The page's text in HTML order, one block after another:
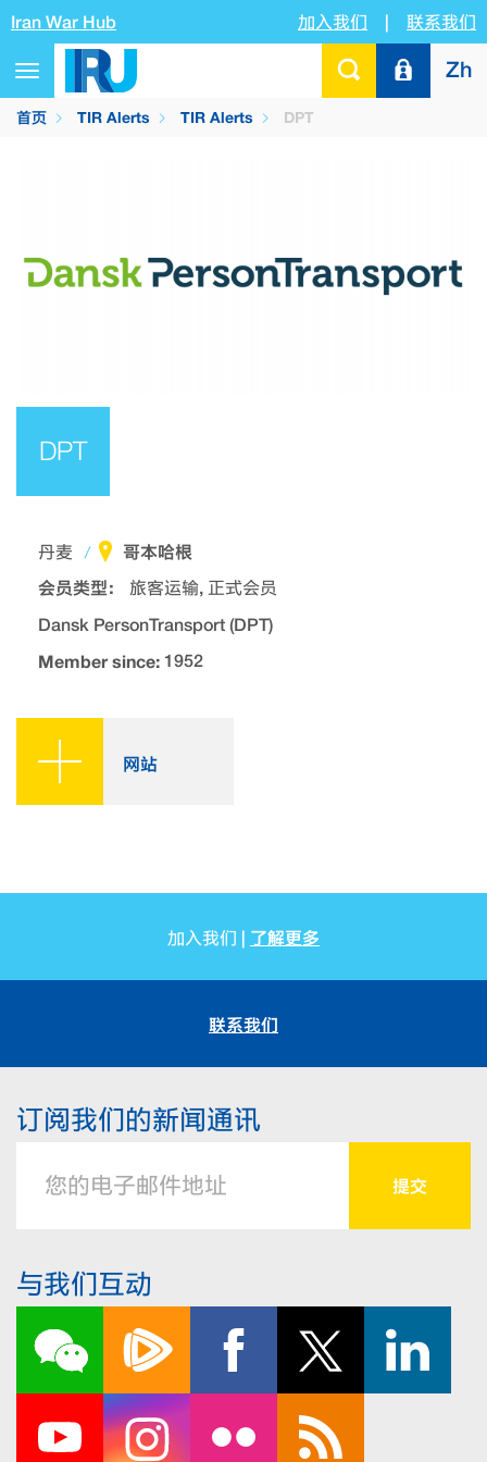
Iran War Hub 加入我们 | 联系我们
Toggle
navigation
Zh
首页 TIR Alerts TIR Alerts DPT
DPT
丹麦
哥本哈根
会员类型：
旅客运输, 正式会员
Dansk PersonTransport (DPT)
Member since: 1952
网站
加入我们 | 了解更多
联系我们
订阅我们的新闻通讯
与我们互动